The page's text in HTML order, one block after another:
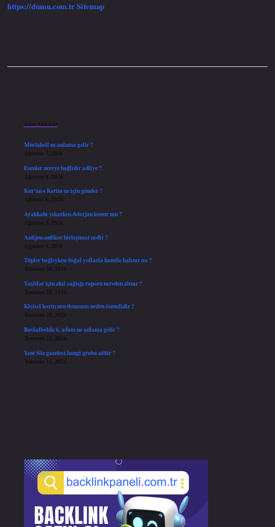
https://dumu.com.trSitemap
Son Yazılar
Müstahsil ne anlama gelir ?
Ağustos 7, 2026
Esenler nereye bağlıdır adliye ?
Ağustos 6, 2026
Kur’an-ı Kerim ne için gönder ?
Ağustos 6, 2026
Ayakkabı yıkarken deterjan konur mu ?
Ağustos 5, 2026
Antijen-antikor birleşmesi nedir ?
Ağustos 4, 2026
Tüpler bağlıyken doğal yollarla hamile kalınır mı ?
Temmuz 30, 2026
Yaşlılar için akıl sağlığı raporu nereden alınır ?
Temmuz 25, 2026
Kişisel koruyucu donanım neden önemlidir ?
Temmuz 25, 2026
Basketbolda 6. adam ne anlama gelir ?
Temmuz 21, 2026
Yeni Söz gazetesi hangi gruba aittir ?
Temmuz 15, 2026